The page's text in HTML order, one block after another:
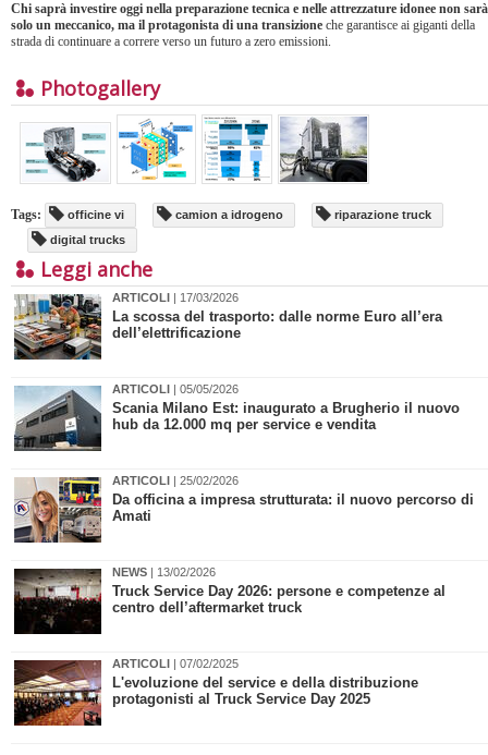
Chi saprà investire oggi nella preparazione tecnica e nelle attrezzature idonee non sarà
solo un meccanico, ma il protagonista di una transizione che garantisce ai giganti della
strada di continuare a correre verso un futuro a zero emissioni.
Photogallery
Tags: officine vi camion a idrogeno
riparazione truck
digital trucks
Leggi anche
ARTICOLI | 17/03/2026
La scossa del trasporto: dalle norme Euro all’era
dell’elettrificazione
ARTICOLI | 05/05/2026
Scania Milano Est: inaugurato a Brugherio il nuovo
hub da 12.000 mq per service e vendita
ARTICOLI | 25/02/2026
Da officina a impresa strutturata: il nuovo percorso di
Amati
NEWS | 13/02/2026
Truck Service Day 2026: persone e competenze al
centro dell’aftermarket truck
ARTICOLI | 07/02/2025
L'evoluzione del service e della distribuzione
protagonisti al Truck Service Day 2025